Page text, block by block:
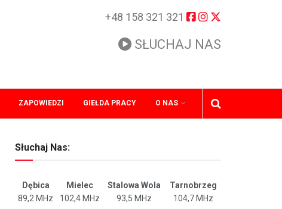
+48 158 321 321
SŁUCHAJ NAS
ZAPOWIEDZI GIEŁDA PRACY O NAS
Słuchaj Nas:
Dębica Mielec Stalowa Wola
Tarnobrzeg
89,2 MHz
102,4 MHz 93,5 MHz 104,7 MHz